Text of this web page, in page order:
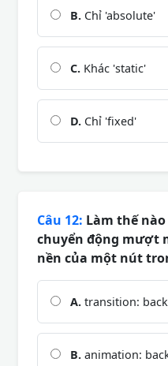
B. Chỉ 'absolute'
C. Khác 'static'
D. Chỉ 'fixed'
Câu 12: Làm thế
chuyển động mượt
nền của một nút
A. transition:
B. animation: